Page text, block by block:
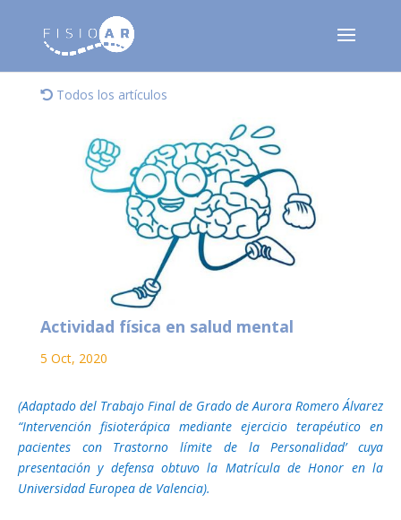
Todos los artículos
Actividad física en salud mental
5 Oct, 2020
(Adaptado del Trabajo Final de Grado de Aurora Romero Álvarez
“Intervención fisioterápica mediante ejercicio terapéutico en
pacientes con Trastorno límite de la Personalidad’ cuya
presentación y defensa obtuvo la Matrícula de Honor en la
Universidad Europea de Valencia).